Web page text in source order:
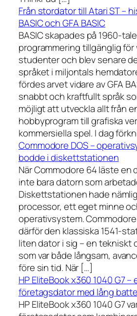
Från stordator till Atari ST –
BASIC och GFA BASIC
BASIC skapades på 1960-
programmering tillgänglig för
studenter och blev senare
språket i miljontals
fördes arvet vidare av GFA
snabbt och kraftfullt språk
möjligt att utveckla allt från
hobbyprogram till grafiska
kommersiella spel. I dag
Commodore DOS –
bodde i diskettstationen
När Commodore 64 läste en
inte bara datorn som
Diskettstationen hade
processor, ett eget minne
operativsystem. Commodore
därför den klassiska 1541-
liten dator i sig – en tekniskt
som var både långsam,
före sin tid. När […]
HP EliteBook x360 1040 G7 –
företagsdator med lång
HP EliteBook x360 1040 G7